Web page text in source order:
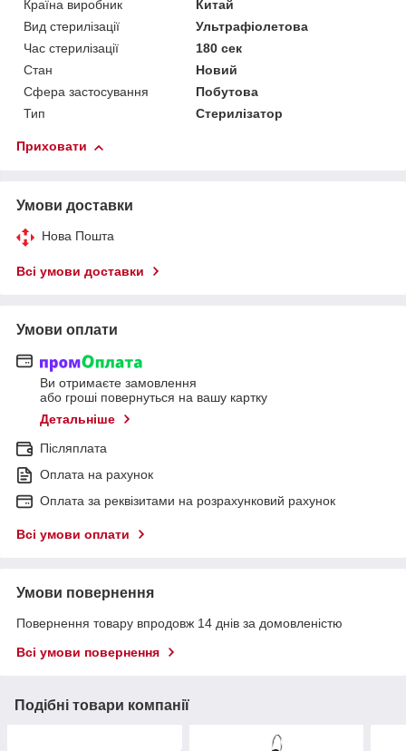
Країна виробник
Китай
Вид стерилізації
Ультрафіолетова
Час стерилізації
180 сек
Стан
Новий
Сфера застосування
Побутова
Тип
Стерилізатор
Приховати
Умови доставки
Нова Пошта
Всі умови доставки
Умови оплати
Ви отримаєте замовлення
або гроші повернуться на вашу картку
Детальніше
Післяплата
Оплата на рахунок
Оплата за реквізитами на розрахунковий рахунок
Всі умови оплати
Умови повернення
Повернення товару впродовж 14 днів за домовленістю
Всі умови повернення
Подібні товари компанії